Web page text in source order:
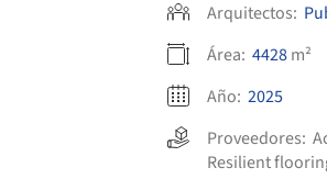
Arquitectos:
Área: 4428m²
Año: 2025
Proveedores:
Resilient